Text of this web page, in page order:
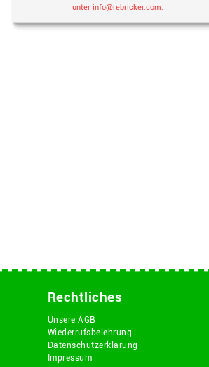
unter info@rebricker.com.
Rechtliches
Unsere AGB
Wiederrufsbelehrung
Datenschutzerklärung
Impressum